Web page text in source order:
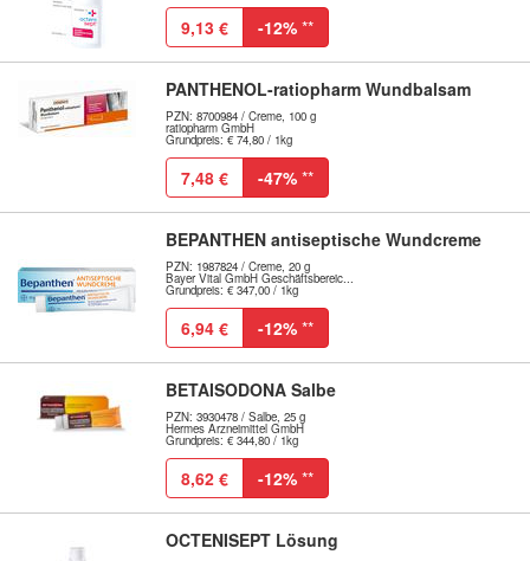
9,13 € -12% **
PANTHENOL-ratiopharm Wundbalsam
PZN: 8700984 / Creme, 100 g
ratiopharm GmbH
Grundpreis: € 74,80 / 1kg
7,48 € -47% **
BEPANTHEN antiseptische Wundcreme
PZN: 1987824 / Creme, 20 g
Bayer Vital GmbH Geschäftsbereic...
Grundpreis: € 347,00 / 1kg
6,94 € -12% **
BETAISODONA Salbe
PZN: 3930478 / Salbe, 25 g
Hermes Arzneimittel GmbH
Grundpreis: € 344,80 / 1kg
8,62 € -12% **
OCTENISEPT Lösung